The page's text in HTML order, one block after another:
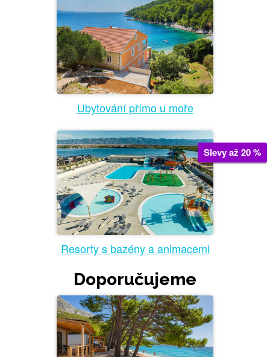
Ubytování přímo u moře
Slevy až 20 %
Resorty s bazény a animacemi
Doporučujeme